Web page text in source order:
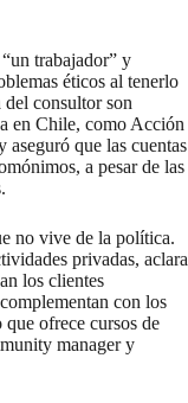
trabajador” y
éticos al tenerlo
del consultor son
en Chile, como Acción
que las cuentas
a pesar de las
no vive de la política.
privadas, aclara
los clientes
con los
ofrece cursos de
manager y